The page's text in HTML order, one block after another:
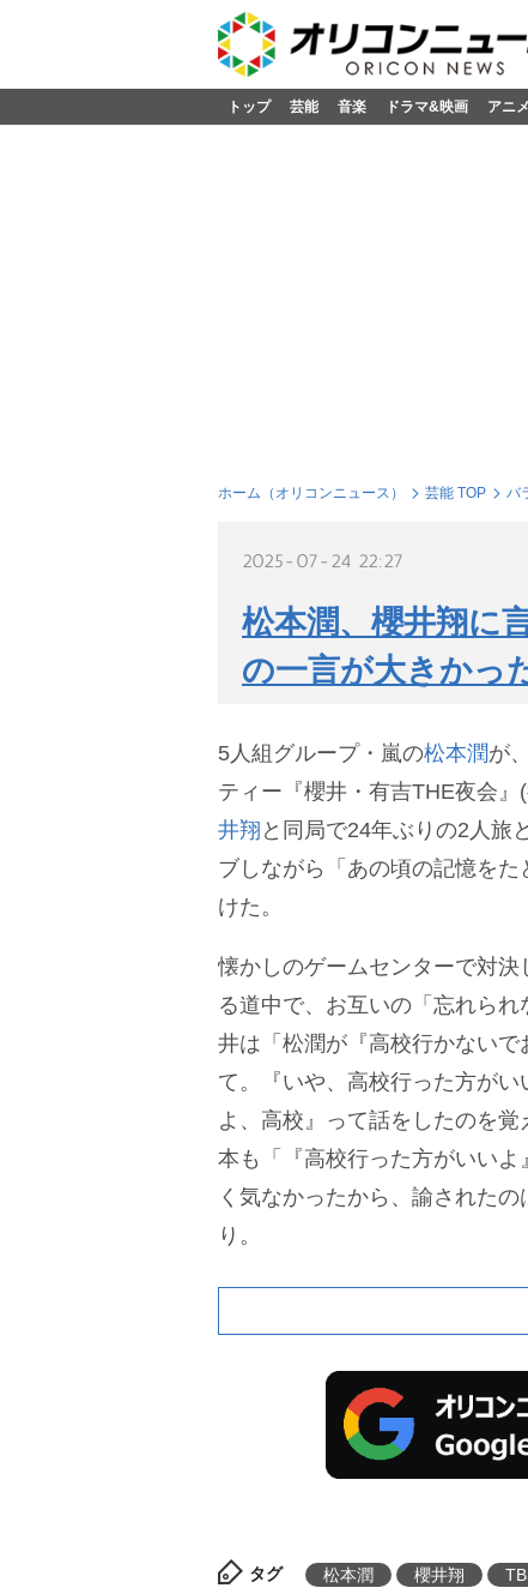
トップ 芸能 音楽 ドラマ&映画 アニ
ホーム（オリコンニュース） 芸能 TOP バ
2025-07-24 22:27
松本潤、櫻井翔に
の一言が大きかっ
5人組グループ・嵐の松本潤が
ティー『櫻井・有吉THE夜会
井翔 と同局で24年ぶりの2人旅
ブしながら「あの頃の記憶を
けた。
懐かしのゲームセンターで対
る道中で、お互いの「忘れら
井は「松潤が『高校行かないで
て。『いや、高校行った方が
よ、高校』って話をしたのを
本も「『高校行った方がいい
く気なかったから、諭された
り。
タグ 松本潤 櫻井翔